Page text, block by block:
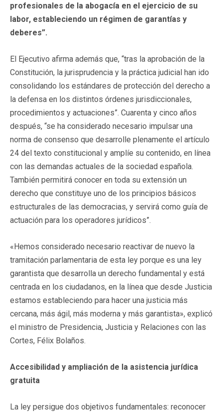
profesionales de la abogacía en el ejercicio de su
labor, estableciendo un régimen de garantías y
deberes”.
El Ejecutivo afirma además que, “tras la aprobación de la
Constitución, la jurisprudencia y la práctica judicial han ido
consolidando los estándares de protección del derecho a
la defensa en los distintos órdenes jurisdiccionales,
procedimientos y actuaciones”. Cuarenta y cinco años
después, “se ha considerado necesario impulsar una
norma de consenso que desarrolle plenamente el artículo
24 del texto constitucional y amplíe su contenido, en línea
con las demandas actuales de la sociedad española.
También permitirá conocer en toda su extensión un
derecho que constituye uno de los principios básicos
estructurales de las democracias, y servirá como guía de
actuación para los operadores jurídicos”.
«Hemos considerado necesario reactivar de nuevo la
tramitación parlamentaria de esta ley porque es una ley
garantista que desarrolla un derecho fundamental y está
centrada en los ciudadanos, en la línea que desde Justicia
estamos estableciendo para hacer una justicia más
cercana, más ágil, más moderna y más garantista», explicó
el ministro de Presidencia, Justicia y Relaciones con las
Cortes, Félix Bolaños.
Accesibilidad y ampliación de la asistencia jurídica
gratuita
La ley persigue dos objetivos fundamentales: reconocer